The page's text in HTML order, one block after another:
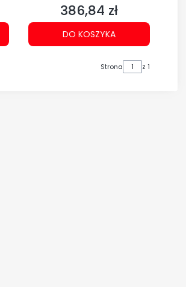
Cena
386,84 zł
DO KOSZYKA
Strona z 1